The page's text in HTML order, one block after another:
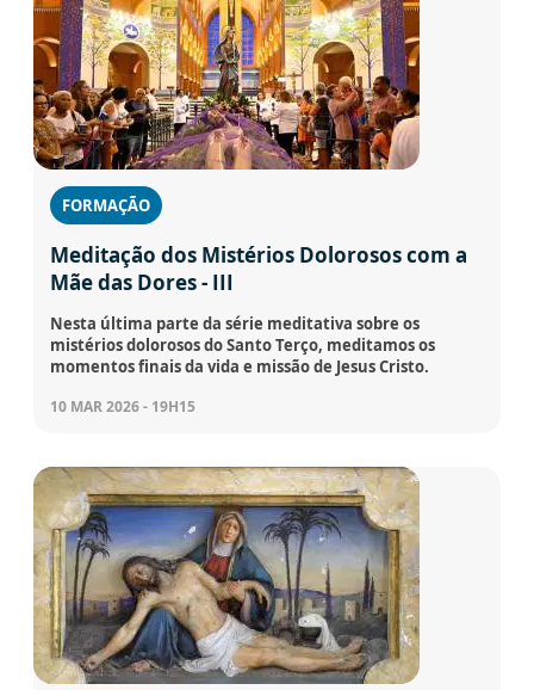
FORMAÇÃO
Meditação dos Mistérios Dolorosos com a
Mãe das Dores - III
Nesta última parte da série meditativa sobre os
mistérios dolorosos do Santo Terço, meditamos os
momentos finais da vida e missão de Jesus Cristo.
10 MAR 2026 - 19H15